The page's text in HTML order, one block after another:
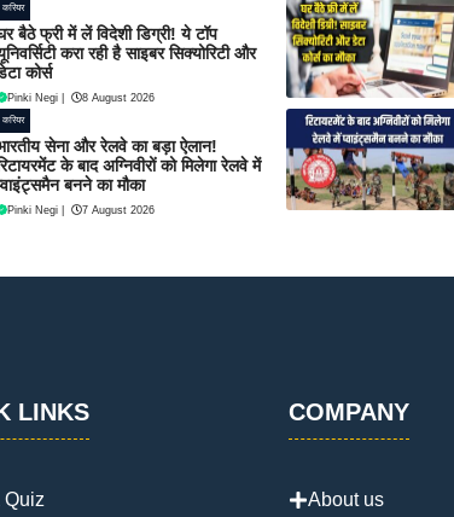
करियर
बैठे फ्री में लें विदेशी डिग्री! ये टॉप
करा रही है साइबर सिक्योरिटी और
कोर्स
Pinki Negi 8 August 2026
करियर
सेना और रेलवे का बड़ा ऐलान!
के बाद अग्निवीरों को मिलेगा रेलवे में
बनने का मौका
Pinki Negi 7 August 2026
LINKS
Quiz
COMPANY
About us